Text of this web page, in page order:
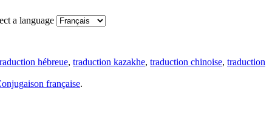
a language
hébreue, traduction kazakhe, traduction chinoise, traduction
française.